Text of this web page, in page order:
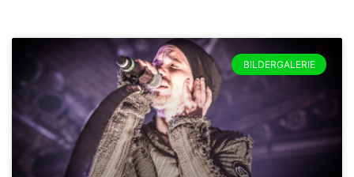
BILDERGALERIE